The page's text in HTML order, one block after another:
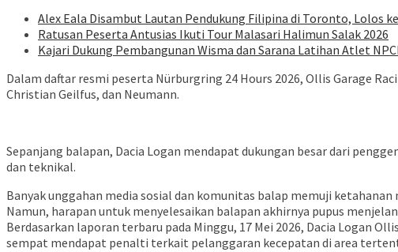
Alex Eala Disambut Lautan Pendukung Filipina di Toronto, Lolos
Ratusan Peserta Antusias Ikuti Tour Malasari Halimun Salak 2026
Kajari Dukung Pembangunan Wisma dan Sarana Latihan Atlet NPCI
Dalam daftar resmi peserta Nürburgring 24 Hours 2026, Ollis Garage
Christian Geilfus, dan Neumann.
Sepanjang balapan, Dacia Logan mendapat dukungan besar dari
dan teknikal.
Banyak unggahan media sosial dan komunitas balap memuji
Namun, harapan untuk menyelesaikan balapan akhirnya pupus
Berdasarkan laporan terbaru pada Minggu, 17 Mei 2026, Dacia Logan
sempat mendapat penalti terkait pelanggaran kecepatan di area